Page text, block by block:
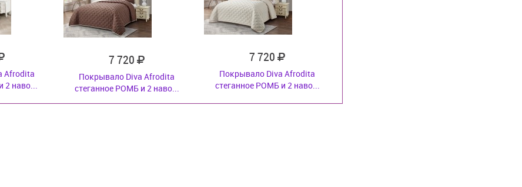
Afrodita
2 наво...
7 720
Покрывало Diva Afrodita
стеганное РОМБ и 2 наво...
7 720
Покрывало Diva Afrodita
стеганное РОМБ и 2 наво...